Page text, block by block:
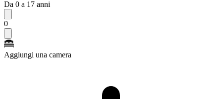
Da 0 a 17 anni
0
Aggiungi una camera